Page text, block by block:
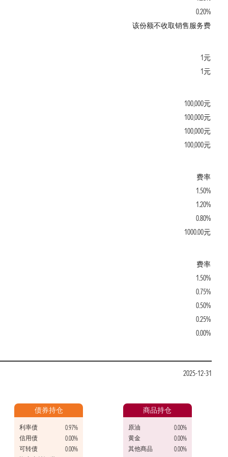
0.20%
该份额不收取销售服务费
1元
1元
100,000元
100,000元
100,000元
100,000元
费率
1.50%
1.20%
0.80%
1000.00元
费率
1.50%
0.75%
0.50%
0.25%
0.00%
2025-12-31
债券持仓
利率债
0.97%
信用债
0.00%
可转债
0.00%
商品持仓
原油
0.00%
黄金
0.00%
其他商品
0.00%